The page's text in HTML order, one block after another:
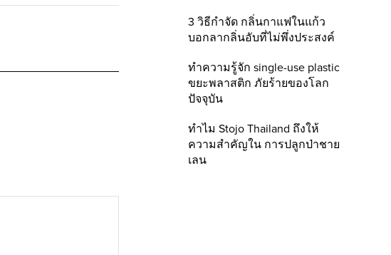
3 วิธีกำจัด กลิ่นกาแฟในแก้ว
บอกลากลิ่นอับที่ไม่พึ่งประสงค์
ทำความรู้จัก single-use plastic
ขยะพลาสติก ภัยร้ายของโลก
ปัจจุบัน
ทำไม Stojo Thailand ถึงให้
ความสำคัญใน การปลูกป่าชาย
เลน